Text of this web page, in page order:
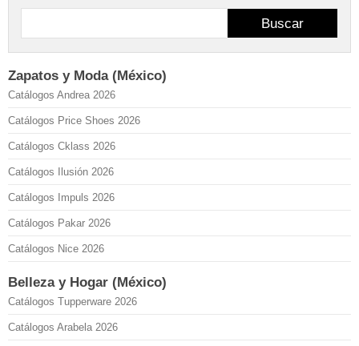
Buscar
Zapatos y Moda (México)
Catálogos Andrea 2026
Catálogos Price Shoes 2026
Catálogos Cklass 2026
Catálogos Ilusión 2026
Catálogos Impuls 2026
Catálogos Pakar 2026
Catálogos Nice 2026
Belleza y Hogar (México)
Catálogos Tupperware 2026
Catálogos Arabela 2026